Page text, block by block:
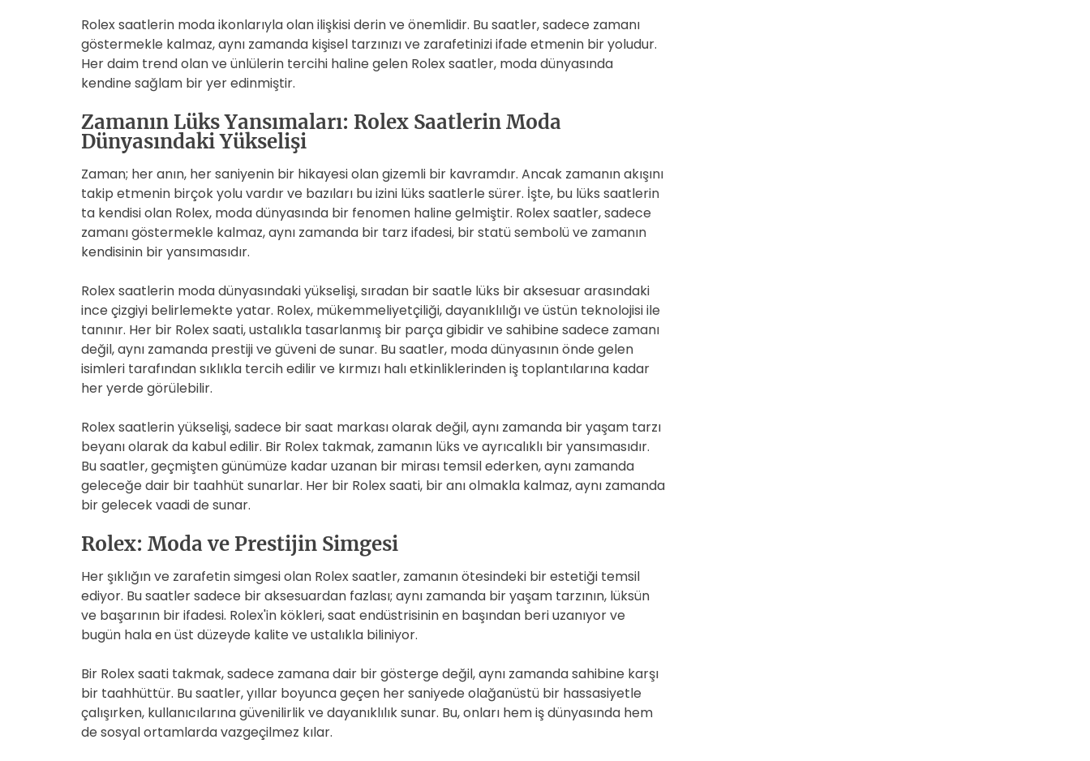
Rolex saatlerin moda ikonlarıyla olan ilişkisi derin ve önemlidir. Bu saatler, sadece zamanı
göstermekle kalmaz, aynı zamanda kişisel tarzınızı ve zarafetinizi ifade etmenin bir yoludur.
Her daim trend olan ve ünlülerin tercihi haline gelen Rolex saatler, moda dünyasında
kendine sağlam bir yer edinmiştir.
Zamanın Lüks Yansımaları: Rolex Saatlerin Moda
Dünyasındaki Yükselişi
Zaman; her anın, her saniyenin bir hikayesi olan gizemli bir kavramdır. Ancak zamanın akışını
takip etmenin birçok yolu vardır ve bazıları bu izini lüks saatlerle sürer. İşte, bu lüks saatlerin
ta kendisi olan Rolex, moda dünyasında bir fenomen haline gelmiştir. Rolex saatler, sadece
zamanı göstermekle kalmaz, aynı zamanda bir tarz ifadesi, bir statü sembolü ve zamanın
kendisinin bir yansımasıdır.
Rolex saatlerin moda dünyasındaki yükselişi, sıradan bir saatle lüks bir aksesuar arasındaki
ince çizgiyi belirlemekte yatar. Rolex, mükemmeliyetçiliği, dayanıklılığı ve üstün teknolojisi ile
tanınır. Her bir Rolex saati, ustalıkla tasarlanmış bir parça gibidir ve sahibine sadece zamanı
değil, aynı zamanda prestiji ve güveni de sunar. Bu saatler, moda dünyasının önde gelen
isimleri tarafından sıklıkla tercih edilir ve kırmızı halı etkinliklerinden iş toplantılarına kadar
her yerde görülebilir.
Rolex saatlerin yükselişi, sadece bir saat markası olarak değil, aynı zamanda bir yaşam tarzı
beyanı olarak da kabul edilir. Bir Rolex takmak, zamanın lüks ve ayrıcalıklı bir yansımasıdır.
Bu saatler, geçmişten günümüze kadar uzanan bir mirası temsil ederken, aynı zamanda
geleceğe dair bir taahhüt sunarlar. Her bir Rolex saati, bir anı olmakla kalmaz, aynı zamanda
bir gelecek vaadi de sunar.
Rolex: Moda ve Prestijin Simgesi
Her şıklığın ve zarafetin simgesi olan Rolex saatler, zamanın ötesindeki bir estetiği temsil
ediyor. Bu saatler sadece bir aksesuardan fazlası; aynı zamanda bir yaşam tarzının, lüksün
ve başarının bir ifadesi. Rolex'in kökleri, saat endüstrisinin en başından beri uzanıyor ve
bugün hala en üst düzeyde kalite ve ustalıkla biliniyor.
Bir Rolex saati takmak, sadece zamana dair bir gösterge değil, aynı zamanda sahibine karşı
bir taahhüttür. Bu saatler, yıllar boyunca geçen her saniyede olağanüstü bir hassasiyetle
çalışırken, kullanıcılarına güvenilirlik ve dayanıklılık sunar. Bu, onları hem iş dünyasında hem
de sosyal ortamlarda vazgeçilmez kılar.